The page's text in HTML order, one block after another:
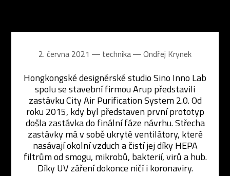
2. června 2021 ― technika ―Ondřej Krynek
Hongkongské designérské studio Sino Inno Lab
spolu se stavební firmou Arup představili
zastávku City Air Purification System 2.0. Od
roku 2015, kdy byl představen první prototyp
došla zastávka do finální fáze návrhu. Střecha
zastávky má v sobě ukryté ventilátory, které
nasávají okolní vzduch a čistí jej díky HEPA
filtrům od smogu, mikrobů, bakterií, virů a hub.
Díky UV záření dokonce ničí i koronaviry.